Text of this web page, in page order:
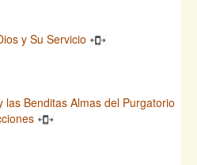
y Su Servicio
Benditas Almas del Purgatorio